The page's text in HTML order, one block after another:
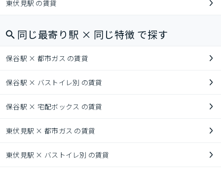
東伏見駅 の賃貸
同じ最寄り駅 × 同じ特徴 で探す
保谷駅 × 都市ガス の賃貸
保谷駅 × バストイレ別 の賃貸
保谷駅 × 宅配ボックス の賃貸
東伏見駅 × 都市ガス の賃貸
東伏見駅 × バストイレ別 の賃貸